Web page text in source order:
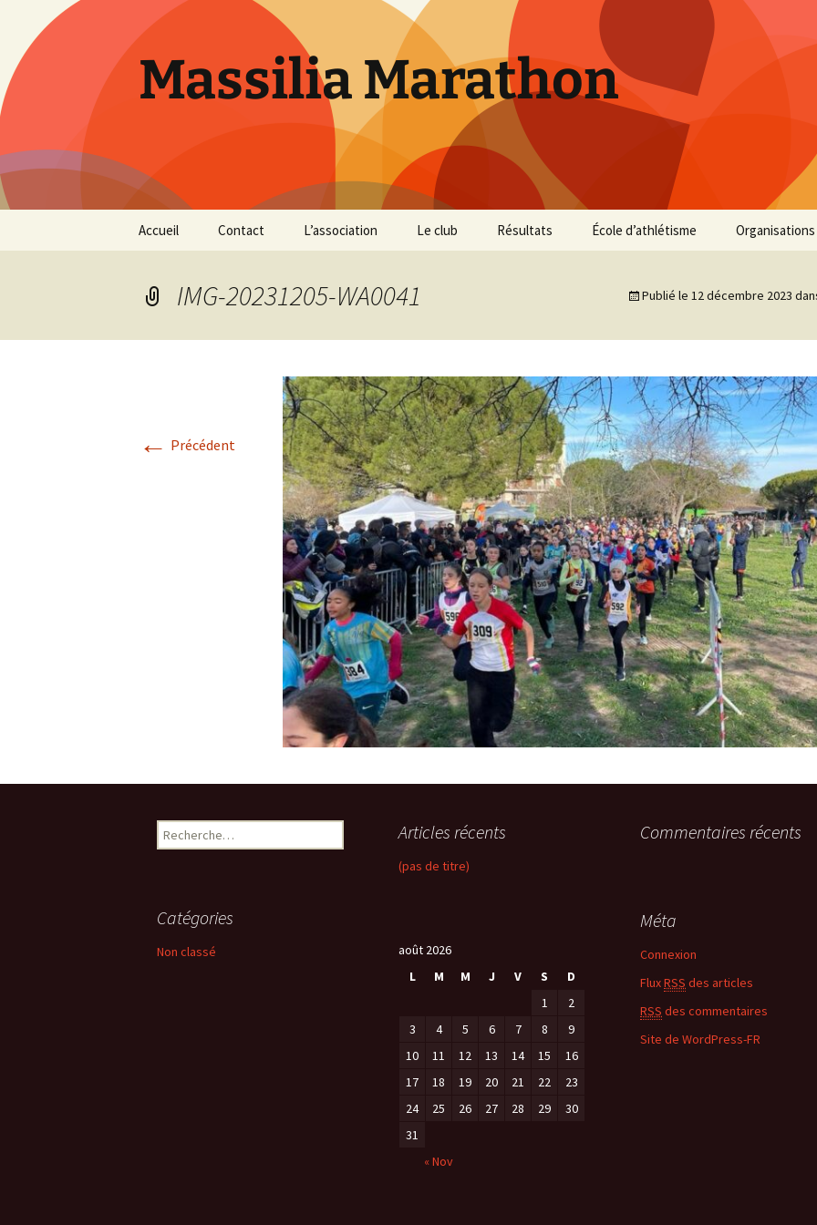
contenu
Massilia Marathon
Accueil Contact L’association Le club
Vie du club
Résultats
Courses 2023
Courses 2022
Courses 2021
Courses 2020
École d’athlétisme Organisations
IMG-20231205-WA0041 Publié le 12 décembre 2023
← Précédent
R
e
r
c
Articles récents
(pas de titre)
Commentaires récents
Catégories
Non classé
Méta
Connexion
FluxRSS des articles
RSS des commentaires
Site de WordPress-FR
août 2026
L
M M J V S D
« Nov
1
2
3
4 5 6 7 8
9
10
11 12 13 14 15
16
17
18 19 20 21 22
23
24
25 26 27 28 29
30
31